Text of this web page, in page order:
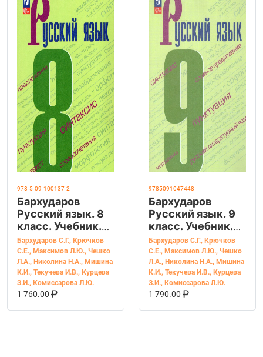
978-5-09-100137-2
Бархударов
Русский язык. 8
класс. Учебник.
(Просв.)
Бархударов С.Г., Крючков
С.Е., Максимов Л.Ю., Чешко
Л.А., Николина Н.А., Мишина
К.И., Текучева И.В., Курцева
З.И., Комиссарова Л.Ю.
1 760.00
В КОРЗИНУ
9785091047448
Бархударов
Русский язык. 9
класс. Учебник.
(Просв.)
Бархударов С.Г., Крючков
С.Е., Максимов Л.Ю., Чешко
Л.А., Николина Н.А., Мишина
К.И., Текучева И.В., Курцева
З.И., Комиссарова Л.Ю.
1 790.00
В КОРЗИНУ